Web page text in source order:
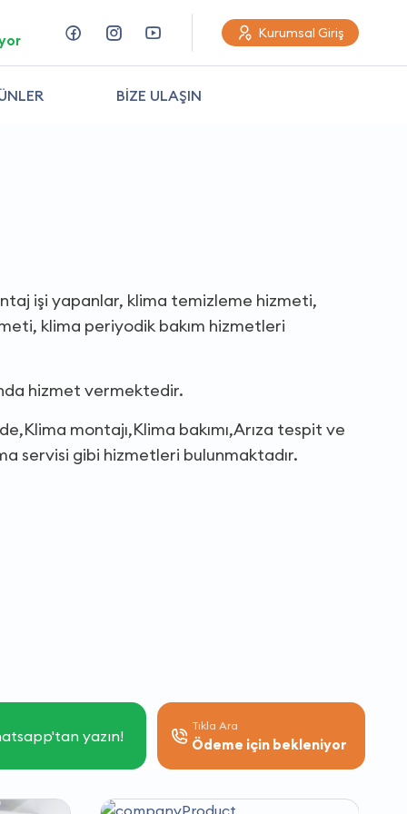
Kurumsal Giriş
BİZE ULAŞIN
işi yapanlar, klima temizleme hizmeti,
klima periyodik bakım hizmetleri
hizmet vermektedir.
montajı,Klima bakımı,Arıza tespit ve
servisi gibi hizmetleri bulunmaktadır.
yazın!
Tıkla Ara
Ödeme için bekleniyor